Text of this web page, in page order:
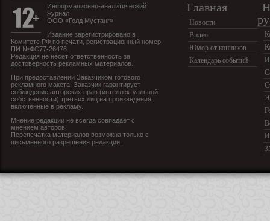
Информационно-аналитический
журнал
ООО «Голд Мустанг»
Издание зарегистрировано в
Комитете РФ по печати, регистрационный номер
ПИ №ФС77-26476.
Редакция не несет ответственность за
достоверность рекламных материалов.
При предоставлении Заказчиком готового
рекламного макета, Заказчик гарантирует
соблюдение авторских прав (интеллектуальной
собственности) третьих лиц на произведения,
включенные в рекламу.
Мнение редакции не всегда совпадает с
мнением авторов.
Перепечатка материалов возможна только с
письменного разрешения редакции.
Главная
Новости
Видео
Юмор от конников
Календарь событий